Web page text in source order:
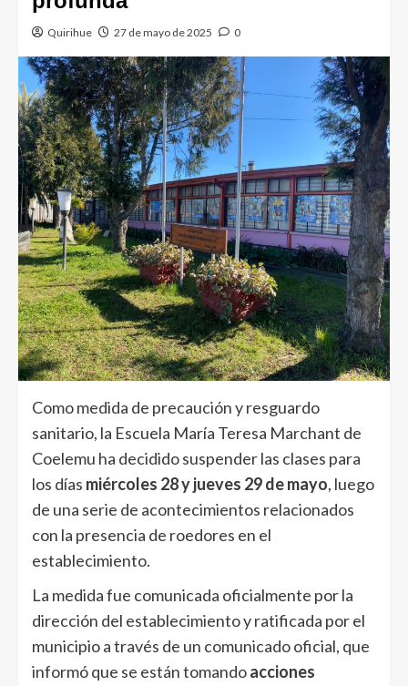
Quirihue 27 de mayo de 2025 0
Como medida de precaución y resguardo
sanitario, la Escuela María Teresa Marchant de
Coelemu ha decidido suspender las clases para
los días miércoles 28 y jueves 29 de mayo, luego
de una serie de acontecimientos relacionados
con la presencia de roedores en el
establecimiento.
La medida fue comunicada oficialmente por la
dirección del establecimiento y ratificada por el
municipio a través de un comunicado oficial, que
informó que se están tomandoacciones